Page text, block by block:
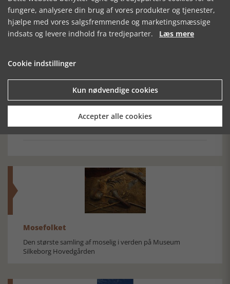
Forrige artikel
BRODERIFORMERAF RAKKERNE I
DEJBJERG
Mosefolket
Den største samling af moselig i verden på Museum
Silkeborg Hovedgården
fungere, analysere din brug af vores produkter og tjenester,
hjælpe med vores salgsfremmende og marketingsmæssige
indsats og levere indhold fra tredjeparter. Læs mere
Cookie indstillinger
Kun nødvendige cookies
Accepter alle cookies